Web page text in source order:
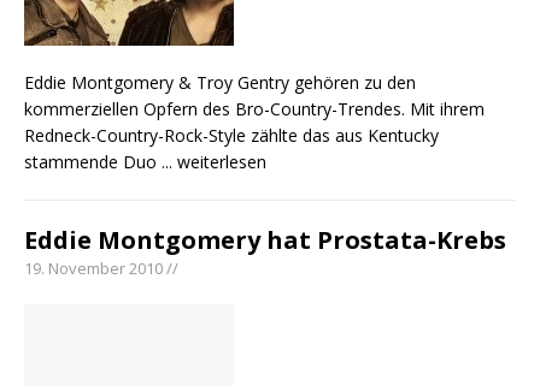
Eddie Montgomery & Troy Gentry gehören zu den
kommerziellen Opfern des Bro-Country-Trendes. Mit ihrem
Redneck-Country-Rock-Style zählte das aus Kentucky
stammende Duo ... weiterlesen
Eddie Montgomery hat Prostata-Krebs
19. November 2010 //